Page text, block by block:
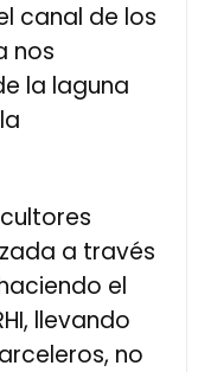
canal de los
nos
la laguna
a través
el
llevando
no